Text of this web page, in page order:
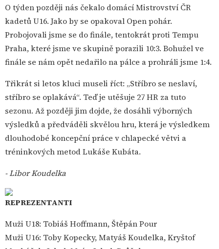
O týden později nás čekalo domácí Mistrovství ČR
kadetů U16. Jako by se opakoval Open pohár.
Probojovali jsme se do finále, tentokrát proti Tempu
Praha, které jsme ve skupině porazili 10:3. Bohužel ve
finále se nám opět nedařilo na pálce a prohráli jsme 1:4.
Třikrát si letos kluci museli říct: „Stříbro se neslaví,
stříbro se oplakává“. Teď je utěšuje 27 HR za tuto
sezonu. Až později jim dojde, že dosáhli výborných
výsledků a předváděli skvělou hru, která je výsledkem
dlouhodobé koncepční práce v chlapecké větvi a
tréninkových metod Lukáše Kubáta.
- Libor Koudelka
REPREZENTANTI
Muži U18: Tobiáš Hoffmann, Štěpán Pour
Muži U16: Toby Kopecky, Matyáš Koudelka, Kryštof